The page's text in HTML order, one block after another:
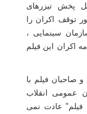
پخش تیزرهای
توقف اکران را
سینمایی ،
اکران این فیلم
صاحبان فیلم با
عمومی انقلاب
فیلم" عادت نمی